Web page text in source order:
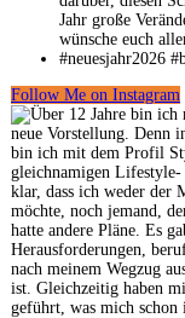
Follow Me on Instagram